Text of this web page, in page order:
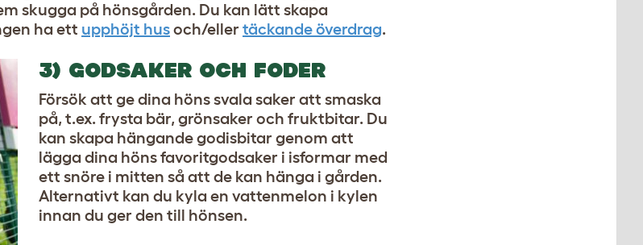
skugga på hönsgården. Du kan lätt skapa
ha ett upphöjt husoch/eller täckande överdrag.
3) GODSAKER OCH FODER
Försök att ge dina höns svala saker att smaska
på, t.ex. frysta bär, grönsaker och fruktbitar. Du
kan skapa hängande godisbitar genom att
lägga dina höns favoritgodsaker i isformar med
ett snöre i mitten så att de kan hänga i gården.
Alternativt kan du kyla en vattenmelon i kylen
innan du ger den till hönsen.